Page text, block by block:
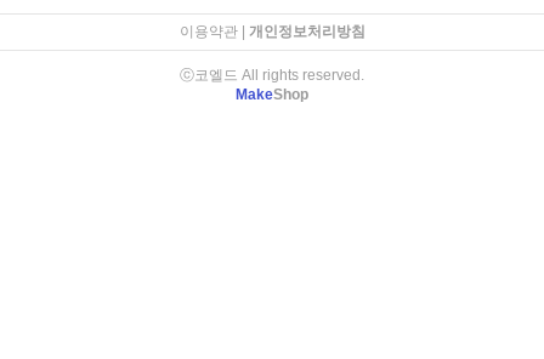
이용약관| 개인정보처리방침
ⓒ코엘드 All rights reserved.
MakeShop